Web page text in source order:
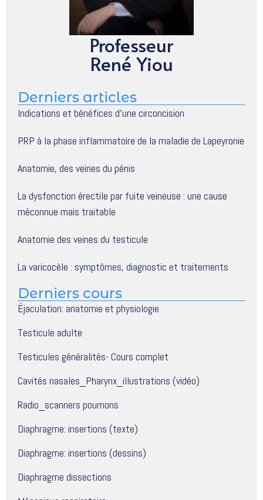
Professeur
René Yiou
Derniers articles
Indications et bénéfices d’une circoncision
PRP à la phase inflammatoire de la maladie de Lapeyronie
Anatomie, des veines du pénis
La dysfonction érectile par fuite veineuse : une cause
méconnue mais traitable
Anatomie des veines du testicule
La varicocèle : symptômes, diagnostic et traitements
Derniers cours
Éjaculation: anatomie et physiologie
Testicule adulte
Testicules généralités- Cours complet
Cavités nasales_Pharynx_illustrations (vidéo)
Radio_scanners poumons
Diaphragme: insertions (texte)
Diaphragme: insertions (dessins)
Diaphragme dissections